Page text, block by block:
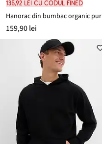
135,92 lei cu codul FINED
Hanorac din bumbac organic pur
159,90 lei